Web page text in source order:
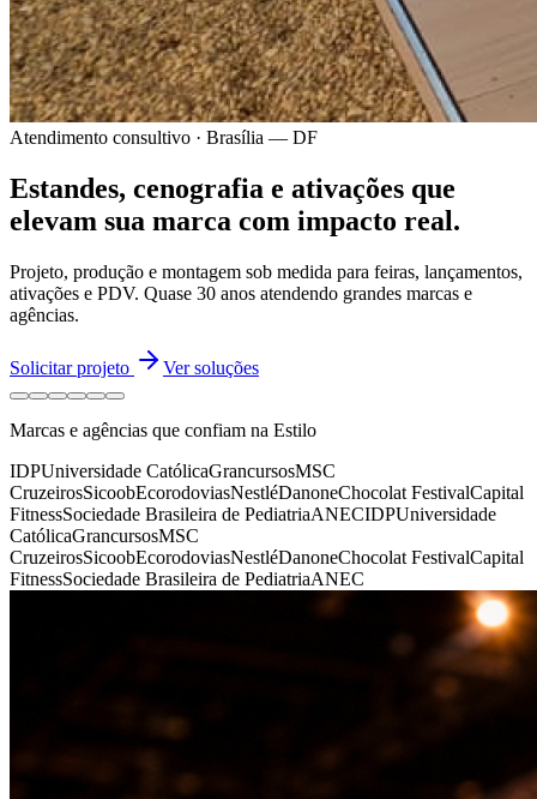
Atendimento consultivo · Brasília — DF
Estandes, cenografia e ativações que
elevam sua marca com impacto real.
Projeto, produção e montagem sob medida para feiras, lançamentos,
ativações e PDV. Quase 30 anos atendendo grandes marcas e
agências.
Solicitar projeto Ver soluções
Marcas e agências que confiam na Estilo
IDPUniversidade CatólicaGrancursosMSC
CruzeirosSicoobEcorodoviasNestléDanoneChocolat FestivalCapital
FitnessSociedade Brasileira de PediatriaANECIDPUniversidade
CatólicaGrancursosMSC
CruzeirosSicoobEcorodoviasNestléDanoneChocolat FestivalCapital
FitnessSociedade Brasileira de PediatriaANEC